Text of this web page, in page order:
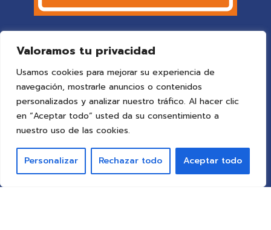
Valoramos tu privacidad
Usamos cookies para mejorar su experiencia de
navegación, mostrarle anuncios o contenidos
personalizados y analizar nuestro tráfico. Al hacer clic
en “Aceptar todo” usted da su consentimiento a
nuestro uso de las cookies.
Personalizar Rechazar todo Aceptar todo
© 2025 Colegio Vigoby ideaspropias publicidad&web
Todos los derechos reservados.
Aviso Legal